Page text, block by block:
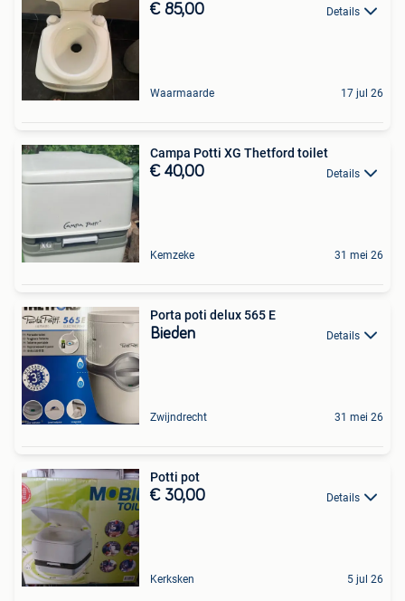
€ 85,00 Details
Waarmaarde 17 jul 26
Campa Potti XG Thetford toilet
€ 40,00 Details
Kemzeke 31 mei 26
Porta poti delux 565 E
Bieden Details
Zwijndrecht 31 mei 26
Potti pot
€ 30,00 Details
Kerksken 5 jul 26